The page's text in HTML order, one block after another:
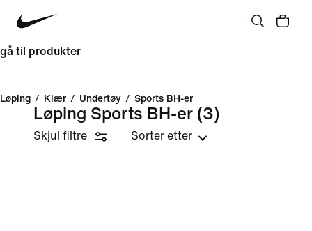
gå til produkter
Løping / Klær / Undertøy / Sports BH-er
Løping Sports BH-er (3)
Skjul filtre Sorter etter